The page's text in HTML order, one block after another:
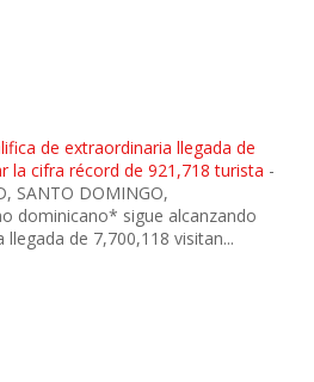
de extraordinaria llegada de
la cifra récord de 921,718 turista -
SANTO DOMINGO,
dominicano* sigue alcanzando
de 7,700,118 visitan...